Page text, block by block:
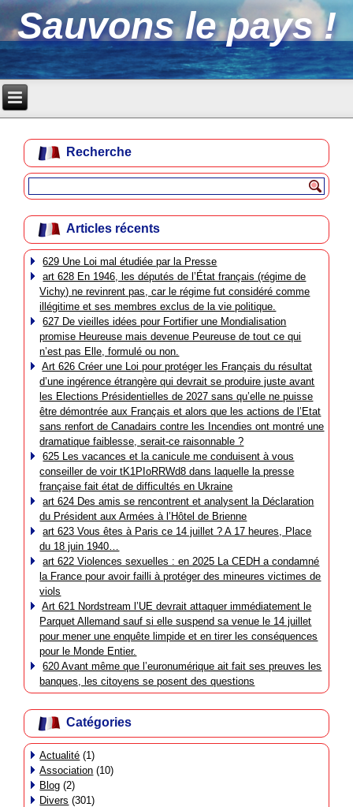
Sauvons le pays !
Recherche
Articles récents
629 Une Loi mal étudiée par la Presse
art 628 En 1946, les députés de l’État français (régime de
Vichy) ne revinrent pas, car le régime fut considéré comme
illégitime et ses membres exclus de la vie politique.
627 De vieilles idées pour Fortifier une Mondialisation
promise Heureuse mais devenue Peureuse de tout ce qui
n’est pas Elle, formulé ou non.
Art 626 Créer une Loi pour protéger les Français du résultat
d’une ingérence étrangère qui devrait se produire juste avant
les Elections Présidentielles de 2027 sans qu’elle ne puisse
être démontrée aux Français et alors que les actions de l’Etat
sans renfort de Canadairs contre les Incendies ont montré une
dramatique faiblesse, serait-ce raisonnable ?
625 Les vacances et la canicule me conduisent à vous
conseiller de voir tK1PIoRRWd8 dans laquelle la presse
française fait état de difficultés en Ukraine
art 624 Des amis se rencontrent et analysent la Déclaration
du Président aux Armées à l’Hôtel de Brienne
art 623 Vous êtes à Paris ce 14 juillet ? A 17 heures, Place
du 18 juin 1940…
art 622 Violences sexuelles : en 2025 La CEDH a condamné
la France pour avoir failli à protéger des mineures victimes de
viols
Art 621 Nordstream l’UE devrait attaquer immédiatement le
Parquet Allemand sauf si elle suspend sa venue le 14 juillet
pour mener une enquête limpide et en tirer les conséquences
pour le Monde Entier.
620 Avant même que l’euronumérique ait fait ses preuves les
banques, les citoyens se posent des questions
Catégories
Actualité (1)
Association (10)
Blog (2)
Divers (301)